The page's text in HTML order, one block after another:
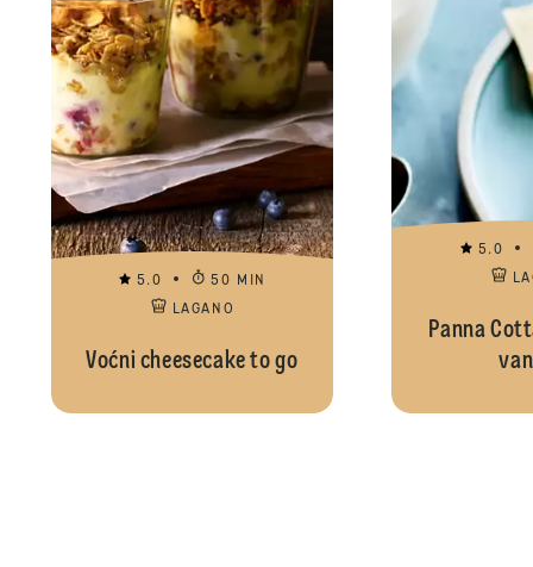
5.0
50 MIN
LAGANO
Voćni cheesecake to go
5.0
Panna